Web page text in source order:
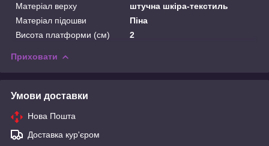
Матеріал верху
штучна шкіра-текстиль
Матеріал підошви
Піна
Висота платформи (см)
2
Приховати
Умови доставки
Нова Пошта
Доставка кур'єром